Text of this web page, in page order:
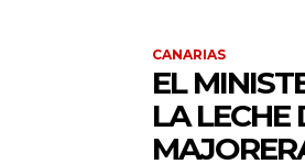
CANARIAS
EL
LA LECHE